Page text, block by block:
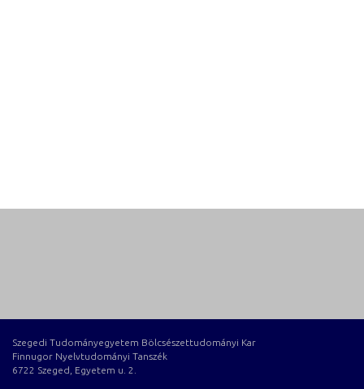
Szegedi Tudományegyetem Bölcsészettudományi Kar
Finnugor Nyelvtudományi Tanszék
6722 Szeged, Egyetem u. 2.